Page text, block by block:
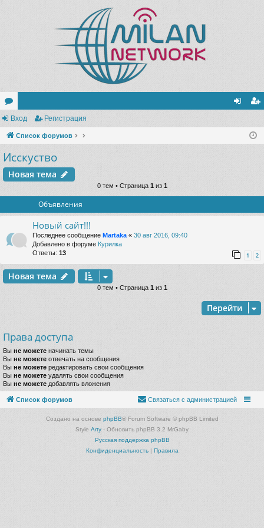
ор
ум
ы
ис
Вход Регистрация
Список форумов
Исскуство
Новая тема
0 тем • Страница 1 из 1
Объявления
Новый сайт!!!
Последнее сообщение Martaka « 30 авг 2016, 09:40
Добавлено в форуме Курилка
Ответы: 13 1 2
Новая тема
0 тем • Страница 1 из 1
Перейти
Права доступа
Вы не можете начинать темы
Вы не можете отвечать на сообщения
Вы не можете редактировать свои сообщения
Вы не можете удалять свои сообщения
Вы не можете добавлять вложения
Список форумов Связаться с администрацией
Создано на основе phpBB® Forum Software © phpBB Limited
Style Arty - Обновить phpBB 3.2 MrGaby
Русская поддержка phpBB
Конфиденциальность| Правила